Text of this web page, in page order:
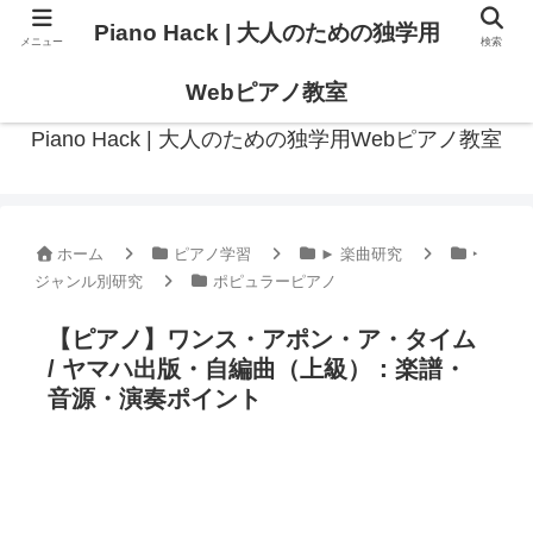
Piano Hack | 大人のための独学用Webピアノ教室
ホーム ピアノ学習 ► 楽曲研究
‣
ジャンル別研究
ポピュラーピアノ
【ピアノ】ワンス・アポン・ア・タイム
/ ヤマハ出版・自編曲（上級）：楽譜・
音源・演奏ポイント
メニュー Piano Hack | 大人のための独学用
Webピアノ教室
検索